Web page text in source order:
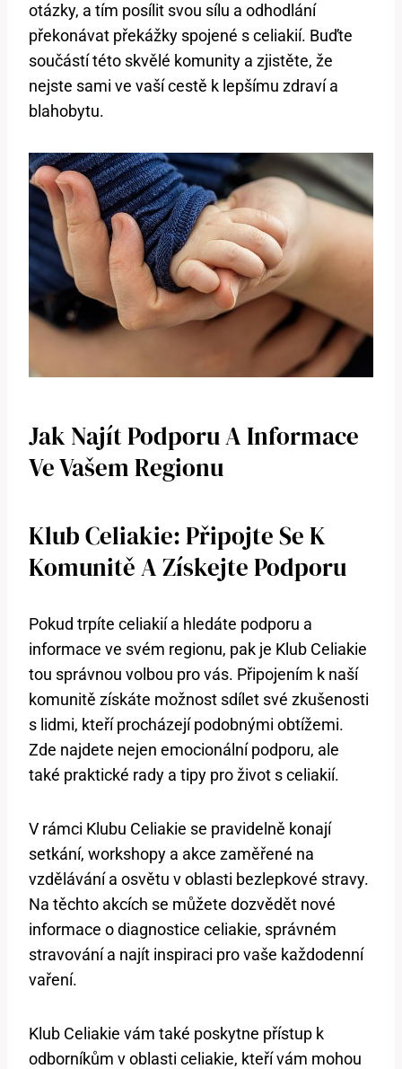
otázky, a tím posílit svou sílu a odhodlání
překonávat překážky spojené s celiakií. Buďte
součástí této skvělé komunity a zjistěte, že
nejste sami ve vaší cestě k lepšímu zdraví a
blahobytu.
Jak Najít Podporu A Informace
Ve Vašem Regionu
Klub Celiakie: Připojte Se K
Komunitě A Získejte Podporu
Pokud trpíte celiakií a hledáte podporu a
informace ve svém regionu, pak je Klub Celiakie
tou správnou volbou pro vás. Připojením k naší
komunitě získáte možnost sdílet své zkušenosti
s lidmi, kteří procházejí podobnými obtížemi.
Zde najdete nejen emocionální podporu, ale
také praktické rady a tipy pro život s celiakií.
V rámci Klubu Celiakie se pravidelně konají
setkání, workshopy a akce zaměřené na
vzdělávání a osvětu v oblasti bezlepkové stravy.
Na těchto akcích se můžete dozvědět nové
informace o diagnostice celiakie, správném
stravování a najít inspiraci pro vaše každodenní
vaření.
Klub Celiakie vám také poskytne přístup k
odborníkům v oblasti celiakie, kteří vám mohou